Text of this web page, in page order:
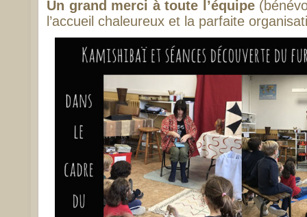
Un grand merci à toute l’équipe
l’accueil chaleureux et la parfaite